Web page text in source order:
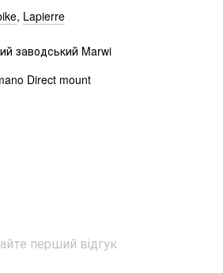
, Lapierre
заводський Marwi
Direct mount
перший відгук